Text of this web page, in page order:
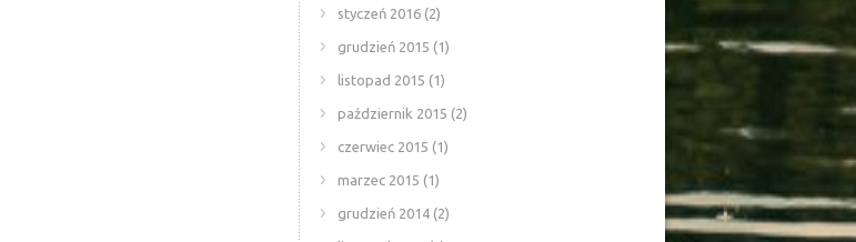
styczeń 2016 (2)
grudzień 2015 (1)
listopad 2015 (1)
październik 2015 (2)
czerwiec 2015 (1)
marzec 2015 (1)
grudzień 2014 (2)